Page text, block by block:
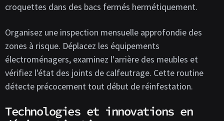
croquettes dans des bacs fermés hermétiquement.
Organisez une inspection mensuelle approfondie des
zones à risque. Déplacez les équipements
électroménagers, examinez l'arrière des meubles et
vérifiez l'état des joints de calfeutrage. Cette routine
détecte précocement tout début de réinfestation.
Technologies et innovations en